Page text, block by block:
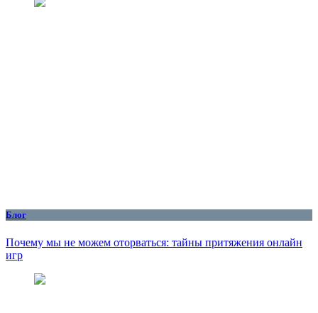
Блог
Почему мы не можем оторваться: тайны притяжения онлайн
игр